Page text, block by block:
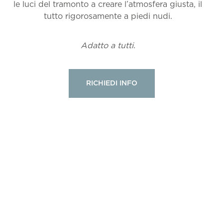
le luci del tramonto a creare l’atmosfera giusta, il
tutto rigorosamente a piedi nudi.
Adatto a tutti.
RICHIEDI INFO